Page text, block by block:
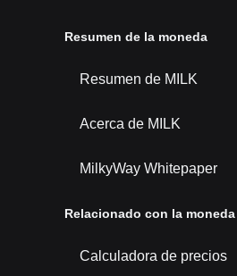
Resumen de la moneda
Resumen de MILK
Acerca de MILK
MilkyWay Whitepaper
Relacionado con la moneda
Calculadora de precios